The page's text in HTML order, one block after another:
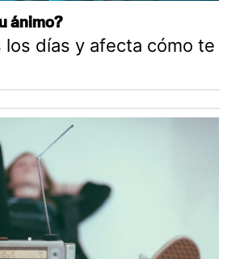
ánimo?
los días y afecta cómo te